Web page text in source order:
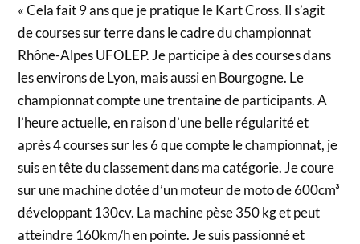
« Cela fait 9 ans que je pratique le Kart Cross. Il s’agit
de courses sur terre dans le cadre du championnat
Rhône-Alpes UFOLEP. Je participe à des courses dans
les environs de Lyon, mais aussi en Bourgogne. Le
championnat compte une trentaine de participants. A
l’heure actuelle, en raison d’une belle régularité et
après 4 courses sur les 6 que compte le championnat, je
suis en tête du classement dans ma catégorie. Je coure
sur une machine dotée d’un moteur de moto de 600cm³
développant 130cv. La machine pèse 350 kg et peut
atteindre 160km/h en pointe. Je suis passionné et